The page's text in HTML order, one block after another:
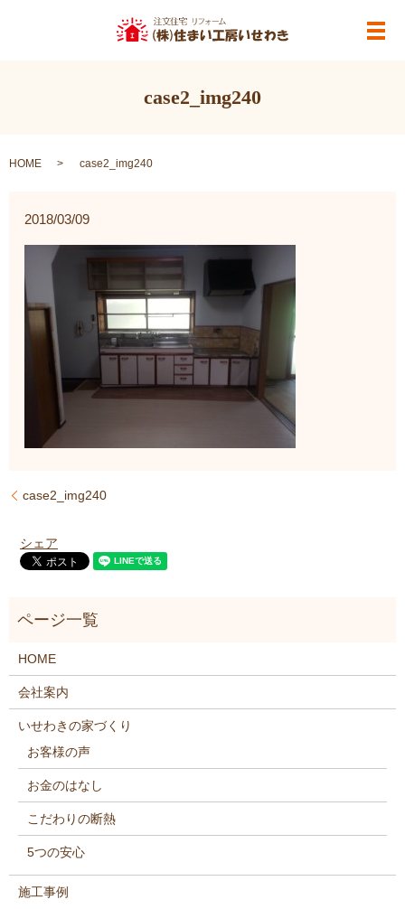
メ
case2_img240
HOME case2_img240
2018/03/09
case2_img240
シェア
HOME
会社案内
いせわきの家づくり
お客様の声
お金のはなし
こだわりの断熱
5つの安心
施工事例